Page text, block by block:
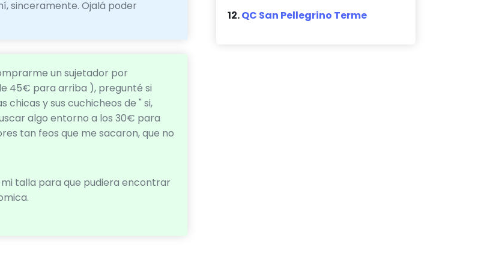
sinceramente. Ojalá poder
un sujetador por
45€ para arriba ), pregunté si
chicas y sus cuchicheos de " si,
algo entorno a los 30€ para
tan feos que me sacaron, que no
talla para que pudiera encontrar
12.QC San Pellegrino Terme